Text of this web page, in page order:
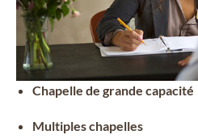
Chapelle de grande capacité
Multiples chapelles